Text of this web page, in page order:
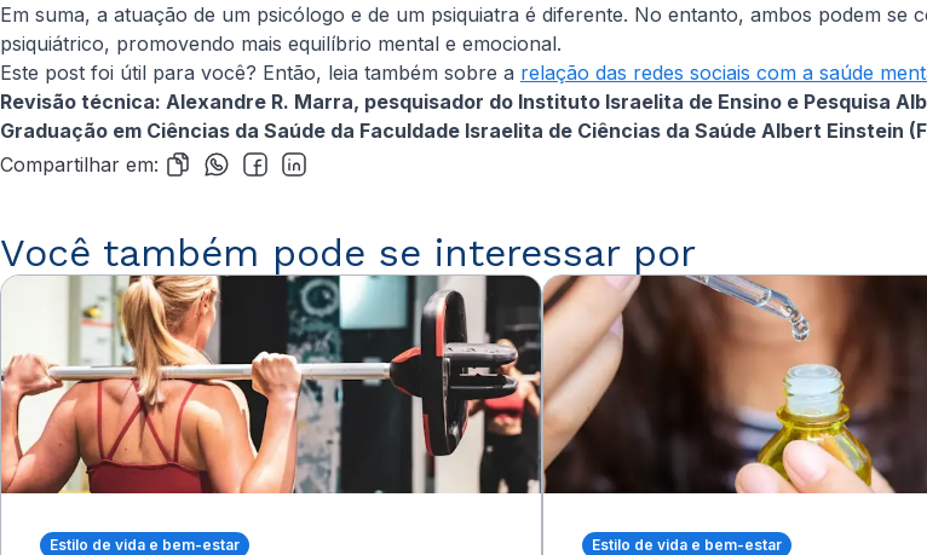
Em suma, a atuação de um psicólogo e de um psiquiatra é diferente. No entanto, ambos podem
psiquiátrico, promovendo mais equilíbrio mental e emocional.
Este post foi útil para você? Então, leia também sobre a relação das redes sociais com a saúde
Revisão técnica: Alexandre R. Marra, pesquisador do Instituto Israelita de Ensino e Pesquisa
Graduação em Ciências da Saúde da Faculdade Israelita de Ciências da Saúde Albert Einstein
Compartilhar em:
Você também pode se interessar por
Estilo de vida e bem-estar Estilo de vida e bem-estar